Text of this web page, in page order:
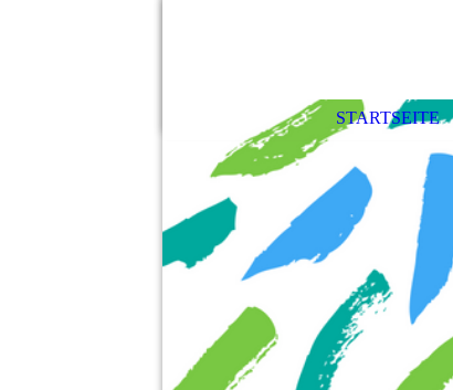
STARTSEITE